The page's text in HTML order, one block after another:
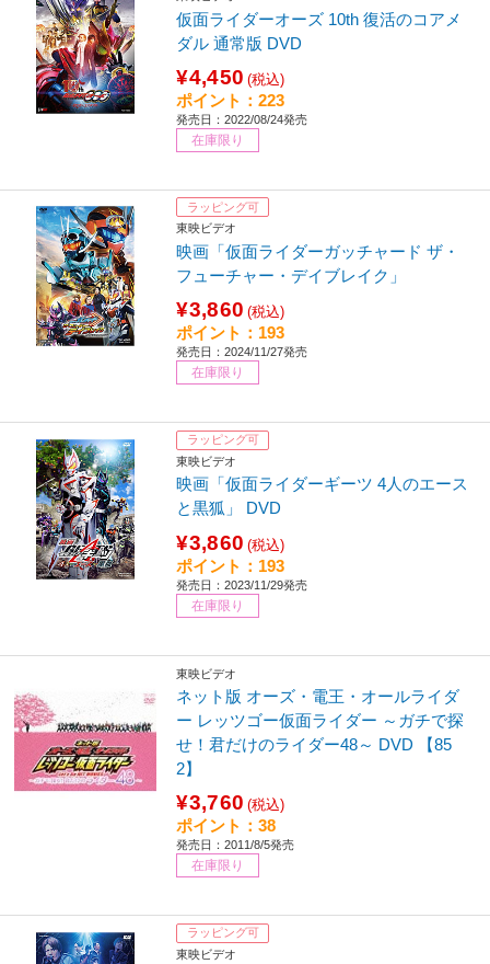
仮面ライダーオーズ 10th 復活のコアメ
ダル 通常版 DVD
¥4,450 (税込)
ポイント：223
発売日：2022/08/24発売
在庫限り
ラッピング可
東映ビデオ
映画「仮面ライダーガッチャード ザ・
フューチャー・デイブレイク」
¥3,860 (税込)
ポイント：193
発売日：2024/11/27発売
在庫限り
ラッピング可
東映ビデオ
映画「仮面ライダーギーツ 4人のエース
と黒狐」 DVD
¥3,860 (税込)
ポイント：193
発売日：2023/11/29発売
在庫限り
東映ビデオ
ネット版 オーズ・電王・オールライダ
ー レッツゴー仮面ライダー ～ガチで探
せ！君だけのライダー48～ DVD 【85
2】
¥3,760 (税込)
ポイント：38
発売日：2011/8/5発売
在庫限り
ラッピング可
東映ビデオ